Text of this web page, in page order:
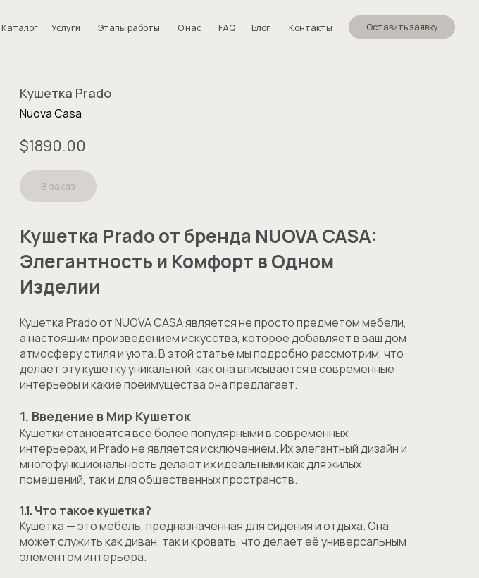
Услуги Этапы работы О нас FAQ Блог Контакты Оставить заявку
Кушетка Prado
Nuova Casa
$1890.00
В заказ
Кушетка Prado от бренда NUOVA CASA:
Элегантность и Комфорт в Одном
Изделии
Кушетка Prado от NUOVA CASA является не просто предметом мебели,
а настоящим произведением искусства, которое добавляет в ваш дом
атмосферу стиля и уюта. В этой статье мы подробно рассмотрим, что
делает эту кушетку уникальной, как она вписывается в современные
интерьеры и какие преимущества она предлагает.
1. Введение в Мир Кушеток
Кушетки становятся все более популярными в современных
интерьерах, и Prado не является исключением. Их элегантный дизайн и
многофункциональность делают их идеальными как для жилых
помещений, так и для общественных пространств.
1.1. Что такое кушетка?
Кушетка — это мебель, предназначенная для сидения и отдыха. Она
может служить как диван, так и кровать, что делает её универсальным
элементом интерьера.